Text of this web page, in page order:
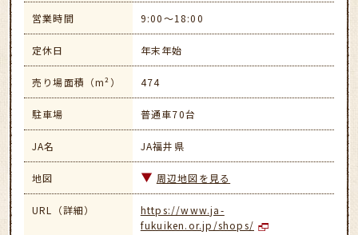
営業時間 9:00～18:00
定休日 年末年始
売り場面積（m²） 474
駐車場 普通車70台
JA名 JA福井県
地図 周辺地図を見る
URL（詳細）
https://www.ja-
fukuiken.or.jp/shops/